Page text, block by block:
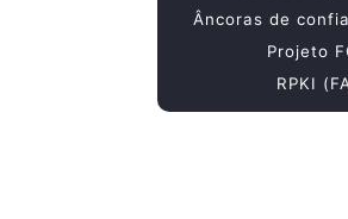
Âncoras de
Projeto
RPKI